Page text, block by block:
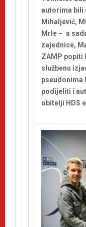
autorima bili
Mihaljević,
Mrle – a
zajednice,
ZAMP popiti
službenu
pseudonima
podijeliti i
obitelji HDS